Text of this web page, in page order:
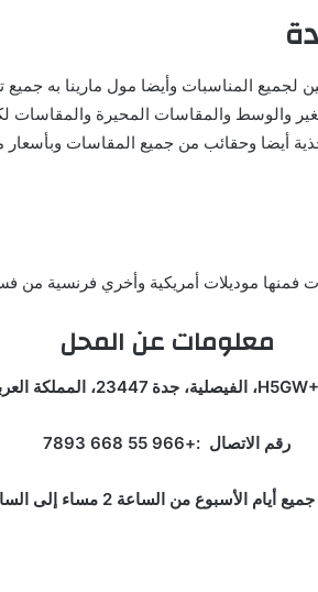
المناسبات وأيضا مول مارينا به جميع
والوسط والمقاسات المحيرة
فمنها موديلات أمريكية وأخري فرنسية من
معلومات عن المحل
رقم الاتصال :+966 55 668 7893
من الساعة 2 مساء إلى الساعة 11 مساء.